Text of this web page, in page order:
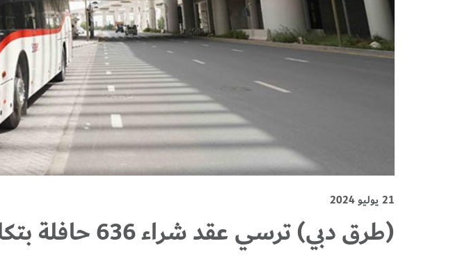
21 يوليو 2024
(طرق دبي) ترسي عقد شراء 636 حافلة بتكلفة 1.1 مليار درهم